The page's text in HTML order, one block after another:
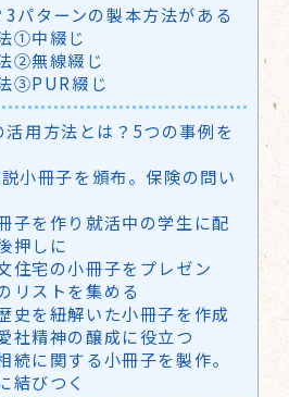
パターンの製本方法がある
①中綴じ
②無線綴じ
③PUR綴じ
用方法とは？5つの事例を
小冊子を頒布。保険の問い
子を作り就活中の学生に配
押しに
住宅の小冊子をプレゼン
リストを集める
史を紐解いた小冊子を作成
社精神の醸成に役立つ
に関する小冊子を製作。
結びつく